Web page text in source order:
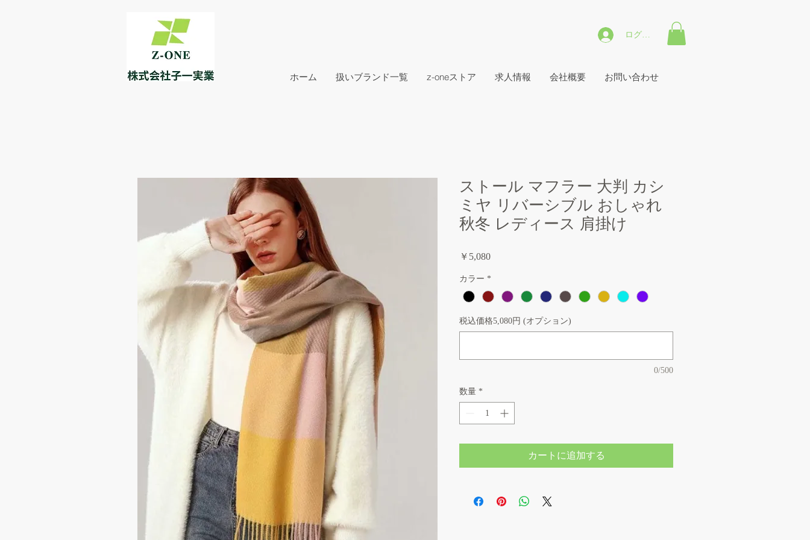
ログイン
ホーム 扱いブランド一覧 z-oneストア 求人情報 会社概要 お問い合わせ
ストール マフラー 大判 カシ
ミヤ リバーシブル おしゃれ
秋冬 レディース 肩掛け
￥5,080価
カラー *
税込価格5,080円 (オプション)
0/500
数量 *
カートに追加する